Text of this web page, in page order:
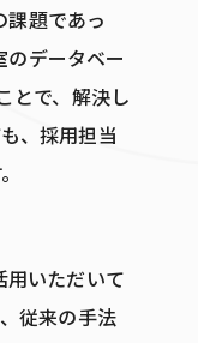
課題であっ
データベー
とで、解決し
、採用担当
用いただいて
従来の手法